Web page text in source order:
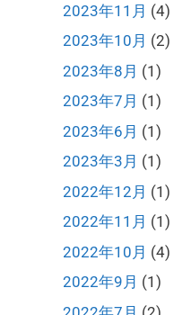
2023年11月 (4)
2023年10月 (2)
2023年8月 (1)
2023年7月 (1)
2023年6月 (1)
2023年3月 (1)
2022年12月 (1)
2022年11月 (1)
2022年10月 (4)
2022年9月 (1)